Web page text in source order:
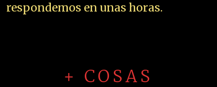
respondemos en unas horas.
+ COSAS